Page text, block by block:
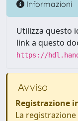
Informazioni
Utilizza questo
link a questo
https://
Avviso
Registrazione
La